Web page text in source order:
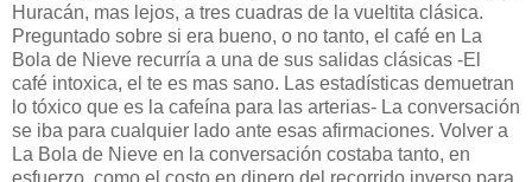
Huracán, mas lejos, a tres cuadras de la vueltita clásica.
Preguntado sobre si era bueno, o no tanto, el café en La
Bola de Nieve recurría a una de sus salidas clásicas -El
café intoxica, el te es mas sano. Las estadísticas demuetran
lo tóxico que es la cafeína para las arterias- La conversación
se iba para cualquier lado ante esas afirmaciones. Volver a
La Bola de Nieve en la conversación costaba tanto, en
esfuerzo, como el costo en dinero del recorrido inverso para